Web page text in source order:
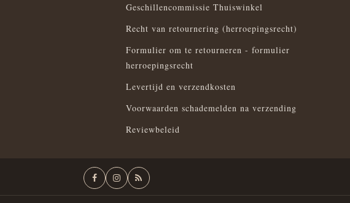
Geschillencommissie Thuiswinkel
Recht van retournering (herroepingsrecht)
Formulier om te retourneren - formulier
herroepingsrecht
Levertijd en verzendkosten
Voorwaarden schademelden na verzending
Reviewbeleid